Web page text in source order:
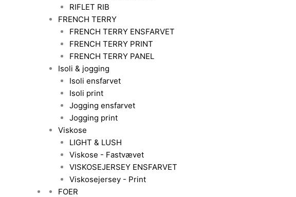
RIFLET RIB
FRENCH TERRY
FRENCH TERRY ENSFARVET
FRENCH TERRY PRINT
FRENCH TERRY PANEL
Isoli & jogging
Isoli ensfarvet
Isoli print
Jogging ensfarvet
Jogging print
Viskose
LIGHT & LUSH
Viskose - Fastvævet
VISKOSEJERSEY ENSFARVET
Viskosejersey - Print
FOER